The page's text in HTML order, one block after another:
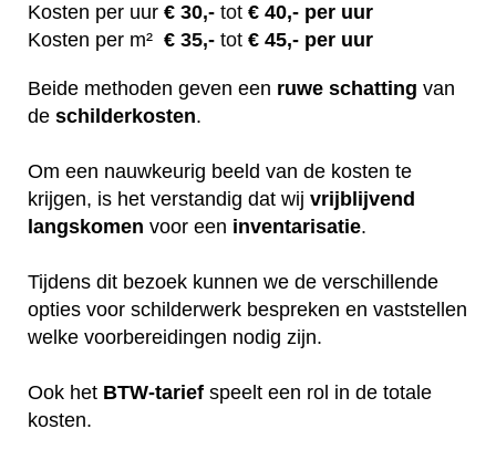
Kosten per uur € 30,- tot € 40,- per uur
Kosten per m² € 35,- tot € 45,- per uur
Beide methoden geven een ruwe schatting van
de schilderkosten.
Om een nauwkeurig beeld van de kosten te
krijgen, is het verstandig dat wij vrijblijvend
langskomen voor een inventarisatie.
Tijdens dit bezoek kunnen we de verschillende
opties voor schilderwerk bespreken en vaststellen
welke voorbereidingen nodig zijn.
Ook het BTW-tarief speelt een rol in de totale
kosten.